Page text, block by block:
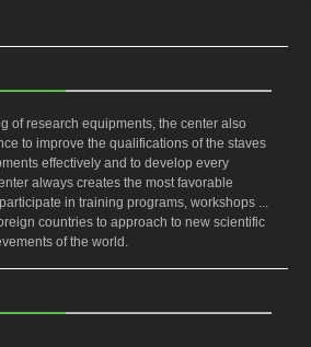
of research equipments, the center also
to improve the qualifications of the staves
effectively and to develop every
always creates the most favorable
in training programs, workshops ...
countries to approach to new scientific
of the world.